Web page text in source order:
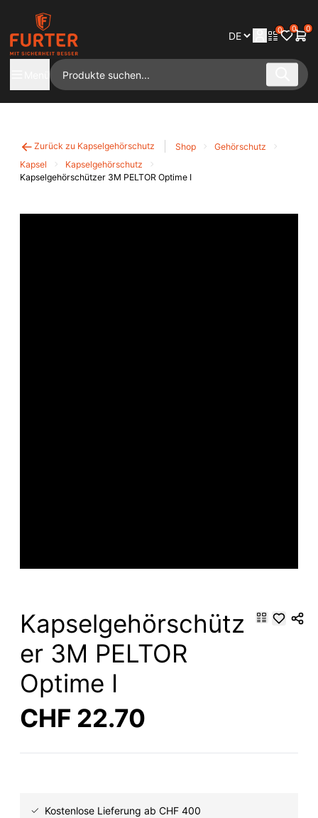
0 0 0
Zurück zu Kapselgehörschutz Shop
Gehörschutz
Kapsel
Kapselgehörschutz
Kapselgehörschützer 3M PELTOR Optime I
Kapselgehörschütz
er 3M PELTOR
Optime I
CHF 22.70
Kostenlose Lieferung ab CHF 400